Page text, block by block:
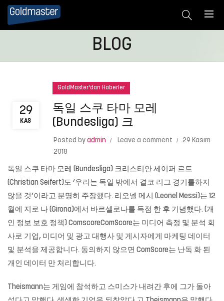
BLOG
29
KAS
GoldMaster'dan Haberler
독일 스쿠 타마 모레
(Bundesliga) 크
Posted by admin Leave a comment
29 Kasım
2018
독일 스쿠 타마 모레 (Bundesliga) 크리스티안 세이퍼 르트
(Christian Seifert)도 ‘우리는 독일 밖에서 결코 리그 경기를하지
않을 것’이라고 분명히 주장했다. 리오넬 메시 (Leonel Messi)는 12
월에 지로 나 (Girona)에서 바르셀로나를 득점 한 후 기념했다. (개
인 정보 보호 정책) ComscoreComScore는 미디어 측정 및 분석 회
사로 기업, 미디어 및 광고 대행사 및 게시자에게 마케팅 데이터
및 분석을 제공합니다. 동의하지 않으면 ComScore는 난독 화 된
개인 데이터 만 처리합니다.
Theismann는 게임에 참석하고 스미스가 내려간 후에 그가 돌아